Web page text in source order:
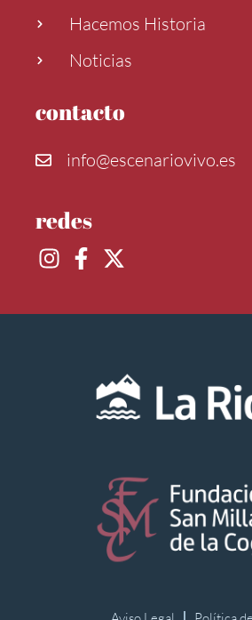
Hacemos Historia
Noticias
contacto
info@escenariovivo.es
redes